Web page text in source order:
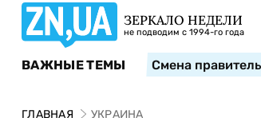
ЗЕРКАЛО НЕДЕЛИ
не подводим с 1994-го года
ВАЖНЫЕ ТЕМЫ Смена
ГЛАВНАЯ УКРАИНА